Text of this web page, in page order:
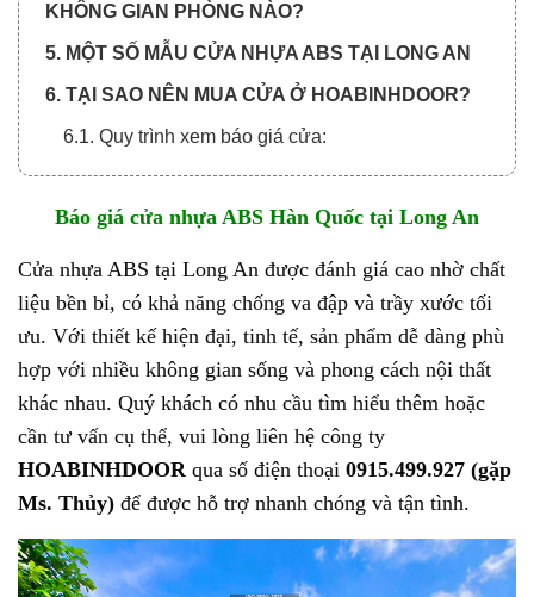
KHÔNG GIAN PHÒNG NÀO?
5. MỘT SỐ MẪU CỬA NHỰA ABS TẠI LONG AN
6. TẠI SAO NÊN MUA CỬA Ở HOABINHDOOR?
6.1. Quy trình xem báo giá cửa:
6.2. Quy trình thanh toán chia làm 3 đợt:
Báo giá cửa nhựa ABS Hàn Quốc tại Long An
Cửa nhựa ABS tại Long An được đánh giá cao nhờ chất
liệu bền bỉ, có khả năng chống va đập và trầy xước tối
ưu. Với thiết kế hiện đại, tinh tế, sản phẩm dễ dàng phù
hợp với nhiều không gian sống và phong cách nội thất
khác nhau. Quý khách có nhu cầu tìm hiểu thêm hoặc
cần tư vấn cụ thể, vui lòng liên hệ công ty
HOABINHDOORqua số điện thoại 0915.499.927 (gặp
Ms. Thủy) để được hỗ trợ nhanh chóng và tận tình.